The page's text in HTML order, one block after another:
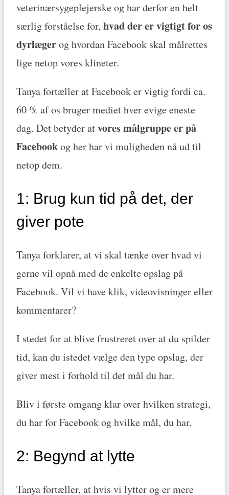
veterinærsygeplejerske og har derfor en helt
særlig forståelse for, hvad der er vigtigt for os
dyrlægerog hvordan Facebook skal målrettes
lige netop vores klineter.
Tanya fortæller at Facebook er vigtig fordi ca.
60 % af os bruger mediet hver evige eneste
dag. Det betyder atvores målgruppe er på
Facebookog her har vi muligheden nå ud til
netop dem.
1: Brug kun tid på det, der
giver pote
Tanya forklarer, at vi skal tænke over hvad vi
gerne vil opnå med de enkelte opslag på
Facebook. Vil vi have klik, videovisninger eller
kommentarer?
I stedet for at blive frustreret over at du spilder
tid, kan du istedet vælge den type opslag, der
giver mest i forhold til det mål du har.
Bliv i første omgang klar over hvilken strategi,
du har for Facebook og hvilke mål, du har.
2: Begynd at lytte
Tanya fortæller, at hvis vi lytter og er mere